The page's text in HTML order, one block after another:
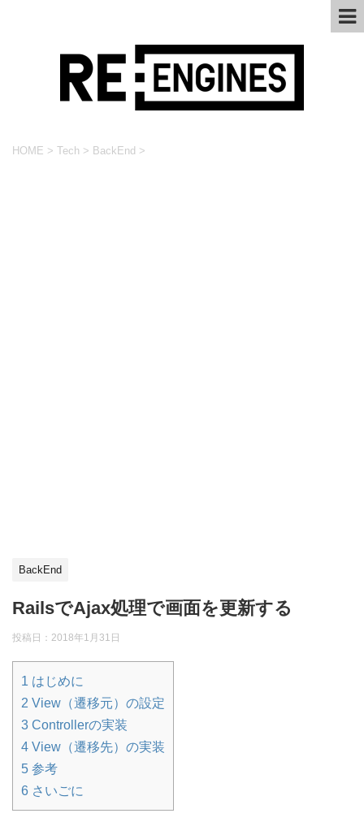
HOME > Tech > BackEnd >
BackEnd
RailsでAjax処理で画面を更新する
投稿日： 2018年1月31日
1 はじめに
2 View（遷移元）の設定
3 Controllerの実装
4 View（遷移先）の実装
5 参考
6 さいごに